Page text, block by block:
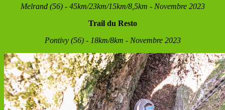
Melrand (56) - 45km/23km/15km/8,5km - Novembre 2023
Trail du Resto
Pontivy (56) - 18km/8km - Novembre 2023